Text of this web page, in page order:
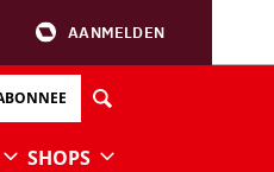
AANMELDEN
SHOPS